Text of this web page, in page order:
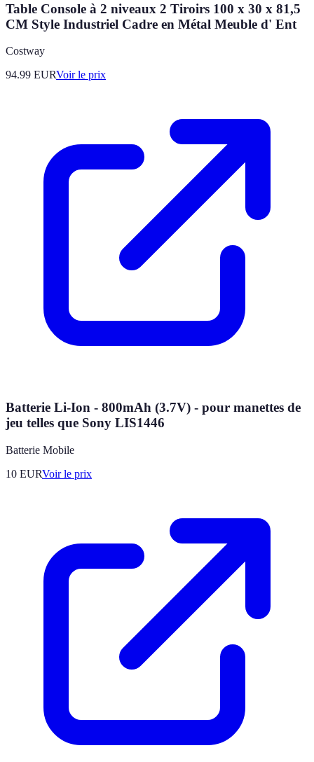
Table Console à 2 niveaux 2 Tiroirs 100 x 30 x 81,5
CM Style Industriel Cadre en Métal Meuble d' Ent
Costway
94.99 EURVoir le prix
Batterie Li-Ion - 800mAh (3.7V) - pour manettes de
jeu telles que Sony LIS1446
Batterie Mobile
10 EURVoir le prix